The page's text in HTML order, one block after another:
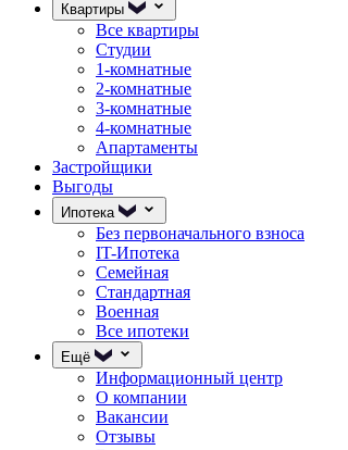
Квартиры
Все квартиры
Студии
1-комнатные
2-комнатные
3-комнатные
4-комнатные
Апартаменты
Застройщики
Выгоды
Ипотека
Без первоначального взноса
IT-Ипотека
Семейная
Стандартная
Военная
Все ипотеки
Ещё
Информационный центр
О компании
Вакансии
Отзывы